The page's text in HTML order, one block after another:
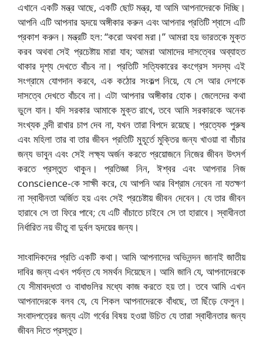
এখানে একটি মন্ত্র আছে, একটি ছোট মন্ত্র, যা আমি আপনাদেরকে দিচ্ছি।
আপনি এটি আপনার হৃদয়ে অঙ্গীকার করুন এবং আপনার প্রতিটি শ্বাসে এটি
প্রকাশ করুন। মন্ত্রটি হল: “করো অথবা মরা।” আমরা হয় ভারতকে মুক্ত
করব অথবা সেই প্রচেষ্টায় মারা যাব; আমরা আমাদের দাসত্বের অব্যাহত
থাকার দৃশ্য দেখতে বাঁচব না। প্রতিটি সত্যিকারের কংগ্রেস সদস্য এই
সংগ্রামে যোগদান করবে, এক কঠোর সংকল্প নিয়ে, যে সে আর দেশকে
দাসত্বে দেখতে বাঁচবে না। এটা আপনার অঙ্গীকার হোক। জেলেদের কথা
ভুলে যান। যদি সরকার আমাকে মুক্ত রাখে, তবে আমি সরকারকে অনেক
সংখ্যক বন্দী রাখার চাপ দেব না, যখন তারা বিপদে রয়েছে। প্রত্যেক পুরুষ
এবং মহিলা তার বা তার জীবন প্রতিটি মুহূর্তে মুক্তির জন্য খাওয়া বা বাঁচার
জন্য ভাবুন এবং সেই লক্ষ্য অর্জন করতে প্রয়োজনে নিজের জীবন উৎসর্গ
করতে প্রস্তুত থাকুন। প্রতিজ্ঞা নিন, ঈশ্বর এবং আপনার নিজ
conscience-কে সাক্ষী করে, যে আপনি আর বিশ্রাম নেবেন না যতক্ষণ
না স্বাধীনতা অর্জিত হয় এবং সেই প্রচেষ্টায় জীবন দেবেন। যে তার জীবন
হারাবে সে তা ফিরে পাবে; যে এটি বাঁচাতে চাইবে সে তা হারাবে। স্বাধীনতা
নির্ধারিত নয় ভীতু বা দুর্বল হৃদয়ের জন্য।
সাংবাদিকদের প্রতি একটি কথা। আমি আপনাদের অভিনন্দন জানাই জাতীয়
দাবির জন্য এখন পর্যন্ত যে সমর্থন দিয়েছেন। আমি জানি যে, আপনাদেরকে
যে সীমাবদ্ধতা ও বাধাগুলির মধ্যে কাজ করতে হয় তা। তবে আমি এখন
আপনাদেরকে বলব যে, যে শিকল আপনাদেরকে বাঁধছে, তা ছিঁড়ে ফেলুন।
সংবাদপত্রের জন্য এটা গর্বের বিষয় হওয়া উচিত যে তারা স্বাধীনতার জন্য
জীবন দিতে প্রস্তুত।